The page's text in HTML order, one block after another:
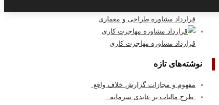
قرارداد مشاوره طراحی و معماری
قرارداد مشاوره مهاجرت کاری
نوشته‌های تازه
مفهوم و مجازات گزارش خلاف واقع
طرح مالیات بر عایدی سرمایه